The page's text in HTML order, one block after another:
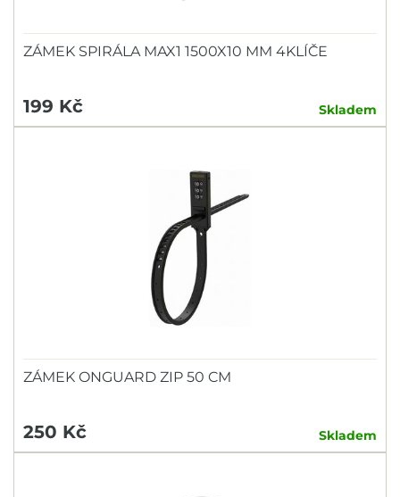
ZÁMEK SPIRÁLA MAX1 1500X10 MM 4KLÍČE
199 Kč Skladem
ZÁMEK ONGUARD ZIP 50 CM
250 Kč Skladem